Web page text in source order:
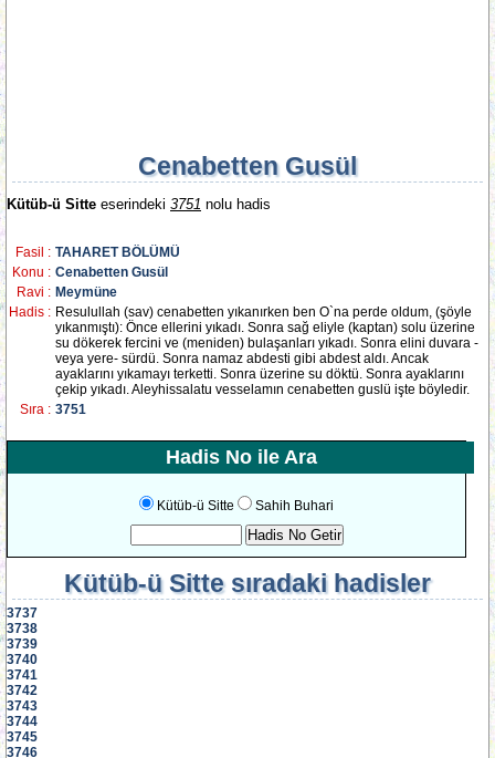
Cenabetten Gusül
Kütüb-ü Sitte eserindeki 3751 nolu hadis
Fasil : TAHARET BÖLÜMÜ
Konu : Cenabetten Gusül
Ravi : Meymüne
Hadis : Resulullah (sav) cenabetten yıkanırken ben O`na perde oldum, (şöyle
yıkanmıştı): Önce ellerini yıkadı. Sonra sağ eliyle (kaptan) solu üzerine
su dökerek fercini ve (meniden) bulaşanları yıkadı. Sonra elini duvara -
veya yere- sürdü. Sonra namaz abdesti gibi abdest aldı. Ancak
ayaklarını yıkamayı terketti. Sonra üzerine su döktü. Sonra ayaklarını
çekip yıkadı. Aleyhissalatu vesselamın cenabetten guslü işte böyledir.
Sıra : 3751
Hadis No ile Ara
Kütüb-ü Sitte Sahih Buhari
Kütüb-ü Sittesıradaki hadisler
3737
3738
3739
3740
3741
3742
3743
3744
3745
3746